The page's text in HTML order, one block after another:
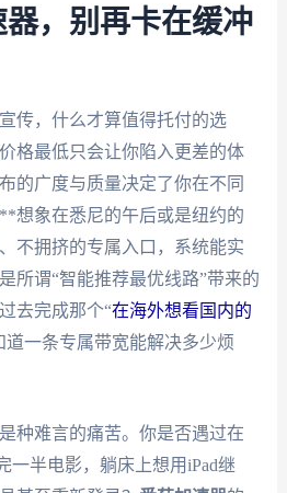
，别再卡在缓冲
传，什么才算值得托付的选
格最低只会让你陷入更差的体
的广度与质量决定了你在不同
想象在悉尼的午后或是纽约的
不拥挤的专属入口，系统能实
所谓“智能推荐最优线路”带来的
去完成那个“在海外想看国内的
道一条专属带宽能解决多少烦
种难言的痛苦。你是否遇过在
一半电影，躺床上想用iPad继